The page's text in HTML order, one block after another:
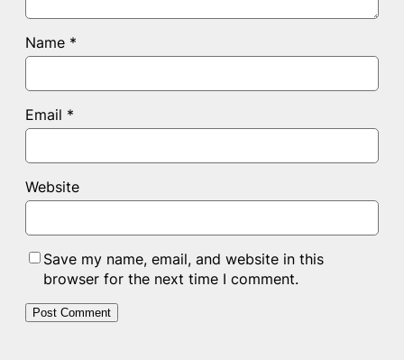
Name *
Email *
Website
Save my name, email, and website in this
browser for the next time I comment.